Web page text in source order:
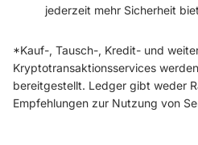
jederzeit mehr Sicherheit
*Kauf-, Tausch-, Kredit- und
Kryptotransaktionsservices
bereitgestellt. Ledger gibt weder
Empfehlungen zur Nutzung von